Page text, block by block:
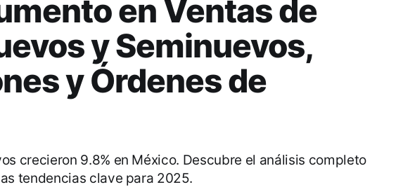
en Ventas de
y Seminuevos,
y Órdenes de
crecieron 9.8% en México. Descubre el análisis completo
tendencias clave para 2025.